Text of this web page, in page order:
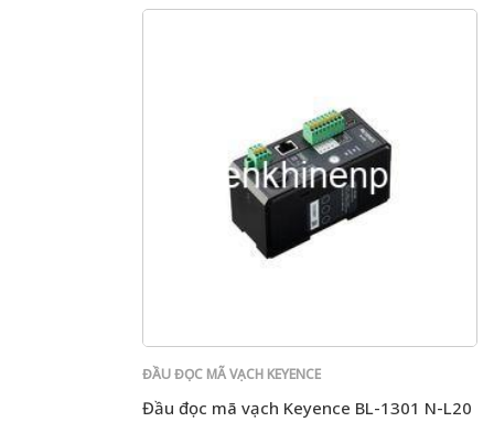
ĐẦU ĐỌC MÃ VẠCH KEYENCE
Đầu đọc mã vạch Keyence BL-1301 N-L20